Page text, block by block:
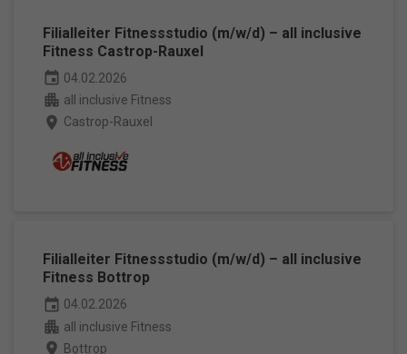
Filialleiter Fitnessstudio (m/w/d) – all inclusive
Fitness Castrop-Rauxel
event 04.02.2026
apartment all inclusive Fitness
place Castrop-Rauxel
Filialleiter Fitnessstudio (m/w/d) – all inclusive
Fitness Bottrop
event 04.02.2026
apartment all inclusive Fitness
place Bottrop